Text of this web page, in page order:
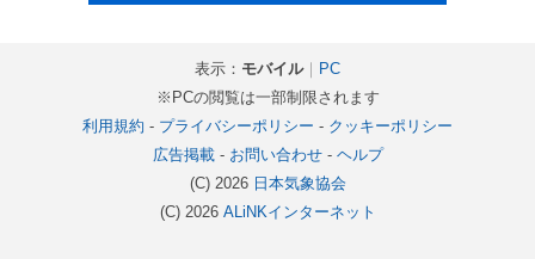
表示： モバイル｜ PC
※PCの閲覧は一部制限されます
利用規約 - プライバシーポリシー - クッキーポリシー
広告掲載- お問い合わせ- ヘルプ
(C) 2026 日本気象協会
(C) 2026 ALiNKインターネット